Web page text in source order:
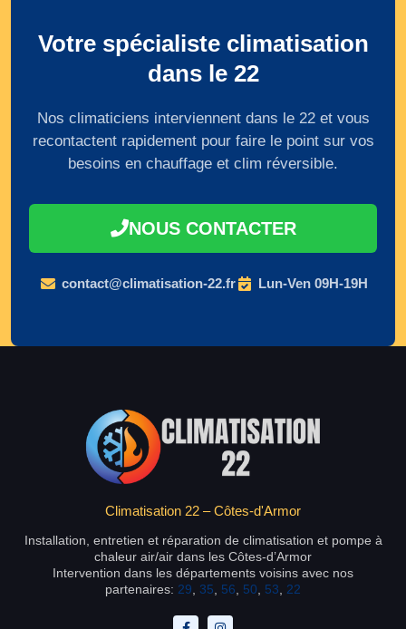
Votre spécialiste climatisation
dans le 22
Nos climaticiens interviennent dans le 22 et vous
recontactent rapidement pour faire le point sur vos
besoins en chauffage et clim réversible.
NOUS CONTACTER
contact@climatisation-22.fr Lun-Ven 09H-19H
Climatisation 22 – Côtes-d'Armor
Installation, entretien et réparation de climatisation et pompe à
chaleur air/air dans les Côtes-d’Armor
Intervention dans les départements voisins avec nos
partenaires: 29 35 56 50 53 22